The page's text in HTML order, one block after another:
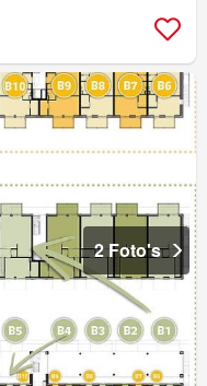
2 Foto's